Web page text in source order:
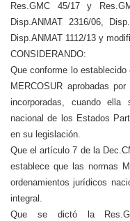
Res.GMC 45/17 y
Disp.ANMAT 2316/06,
Disp.ANMAT 1112/13 y
CONSIDERANDO:
Que conforme lo
MERCOSUR aprobadas
incorporadas, cuando ella
nacional de los Estados
en su legislación.
Que el artículo 7 de la
establece que las normas
ordenamientos jurídicos
integral.
Que se dictó la